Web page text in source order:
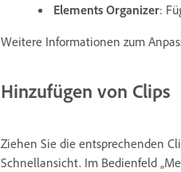
Elements Organizer:
Weitere Informationen zum
Hinzufügen von Clips
Ziehen Sie die entsprechenden
Schnellansicht. Im Bedienfeld